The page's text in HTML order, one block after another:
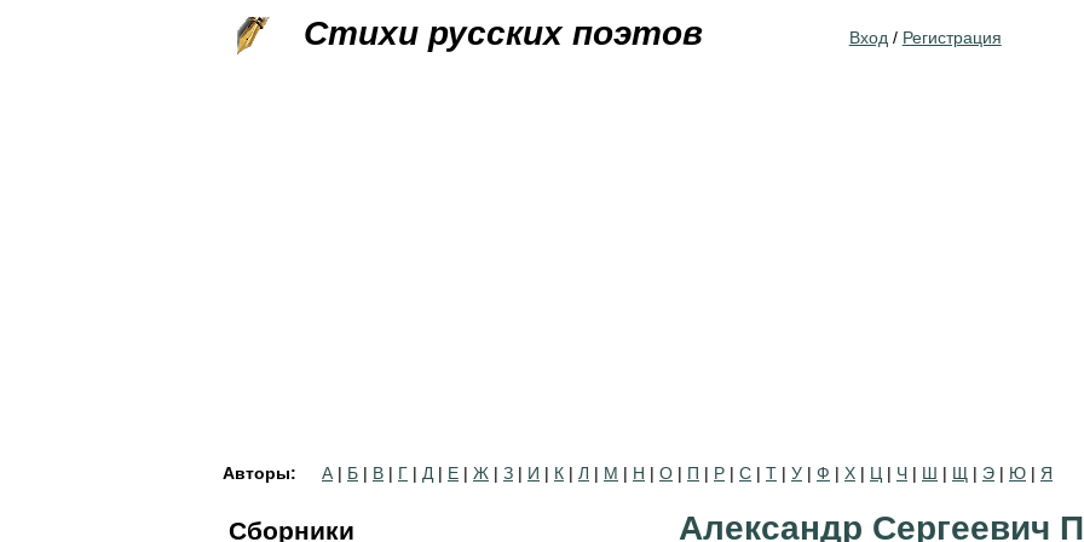
Стихи русских поэтов Вход / Регистрация
Авторы: А | Б | В | Г | Д | Е | Ж | З | И | К | Л | М | Н | О | П | Р | С | Т | У | Ф | Х | Ц | Ч | Ш | Щ | Э | Ю | Я
Александр Сергеевич
Сборники